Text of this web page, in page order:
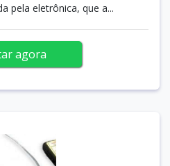
pela eletrônica, que a...
agora